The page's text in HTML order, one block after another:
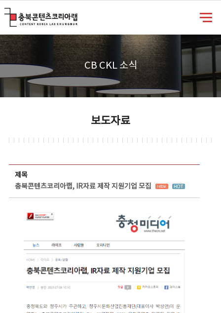
CB CKL 소식
보도자료
제목
충북콘텐츠코리아랩, IR자료 제작 지원기업 모집